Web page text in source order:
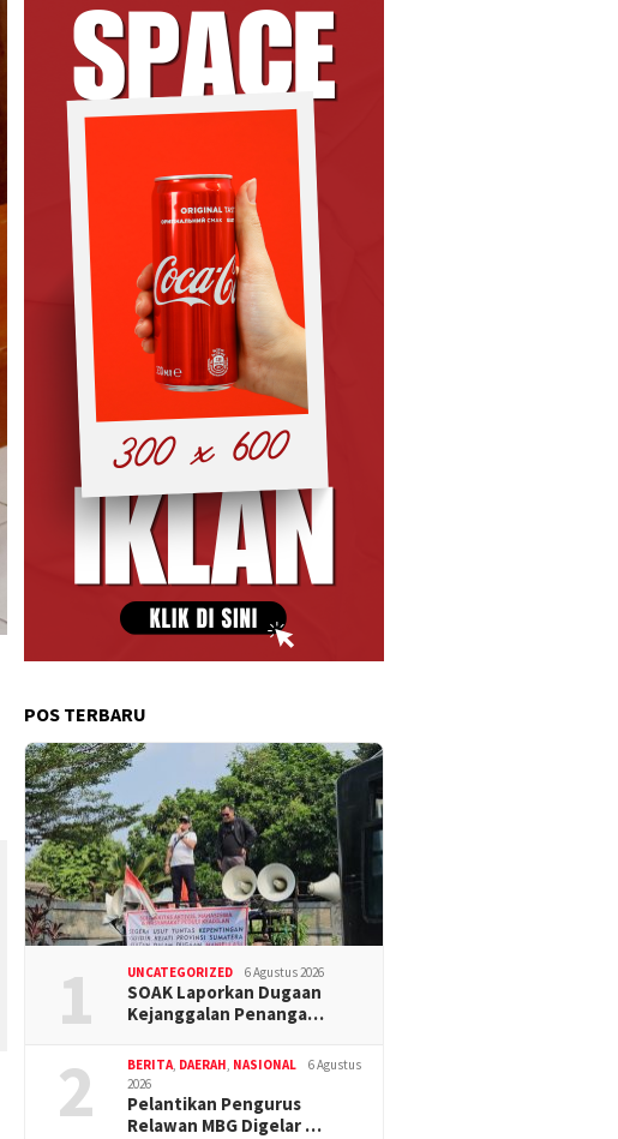
POS TERBARU
1 UNCATEGORIZED 6 Agustus 2026
SOAK Laporkan Dugaan
Kejanggalan Penanga…
2 BERITA, DAERAH, NASIONAL
6 Agustus
2026
Pelantikan Pengurus
Relawan MBG Digelar …